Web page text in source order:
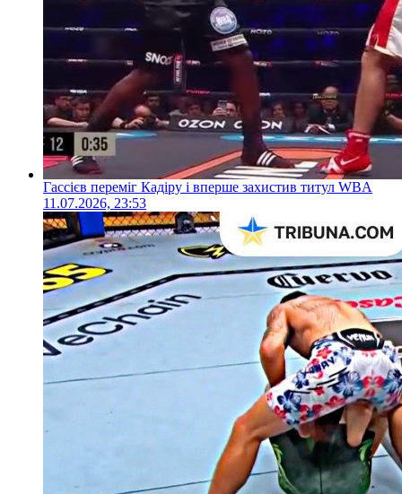
Гассієв переміг Кадіру і вперше захистив титул WBA
11.07.2026, 23:53